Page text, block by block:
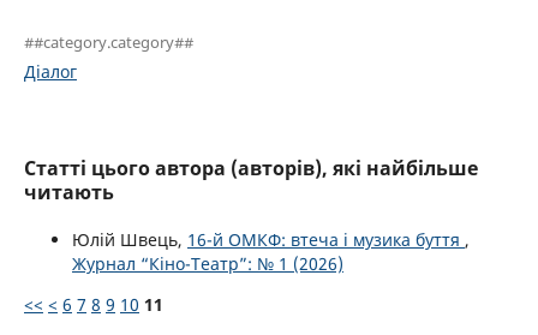
##category.category##
Діалог
Статті цього автора (авторів), які найбільше
читають
Юлій Швець, 16-й ОМКФ: втеча і музика буття ,
Журнал “Кіно-Театр”: № 1 (2026)
<< < 6 7 8 9 10 11